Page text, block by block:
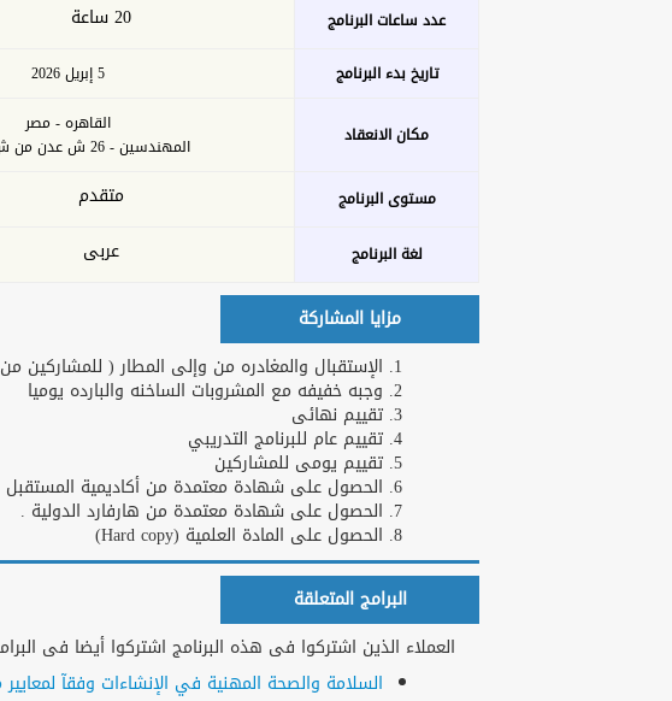
عدد ساعات البرنامج 20 ساعة
تاريخ بدء البرنامج 5 إبريل 2026
مكان الانعقاد
القاهره - مصر
المهندسين - 26 ش عدن من ش شهاب
مستوى البرنامج
متقدم
لغة البرنامج عربى
مزايا المشاركة
الإستقبال والمغادره من وإلى المطار ( للمشاركين
وجبه خفيفه مع المشروبات الساخنه والبارده يوميا
تقييم نهائى
تقييم عام للبرنامج التدريبي
تقييم يومى للمشاركين
الحصول على شهادة معتمدة من أكاديمية المستقبل
الحصول على شهادة معتمدة من هارفارد الدولية .
الحصول على المادة العلمية (Hard copy)
البرامج المتعلقة
العملاء الذين اشتركوا فى هذه البرنامج اشتركوا أيضا فى
السلامة والصحة المهنية في الإنشاءات وفقآ لمعايير